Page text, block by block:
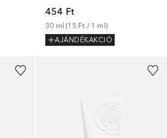
454 Ft
30 ml (15 Ft / 1 ml )
AJÁNDÉKAKCIÓ